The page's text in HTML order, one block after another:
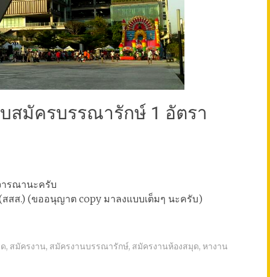
สมัครบรรณารักษ์ 1 อัตรา
รณานะครับ
สส.) (ขออนุญาต copy มาลงแบบเต็มๆ นะครับ)
, สมัครงาน, สมัครงานบรรณารักษ์, สมัครงานห้องสมุด, หางาน